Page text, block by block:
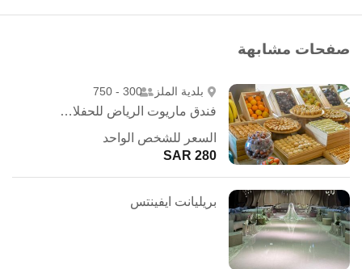
صفحات مشابهة
بلدية الملز 300 - 750
فندق ماريوت الرياض للحفلات الخارجية
السعر للشخص الواحد
280 SAR
بريليانت ايفينتس